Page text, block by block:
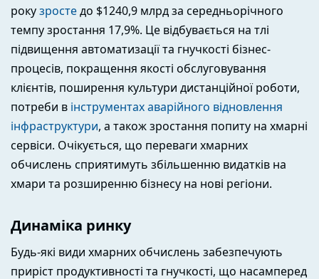
рокузростедо $1240,9 млрд за середньорічного
темпу зростання 17,9%. Це відбувається на тлі
підвищення автоматизації та гнучкості бізнес-
процесів, покращення якості обслуговування
клієнтів, поширення культури дистанційної роботи,
потреби в інструментах аварійного відновлення
інфраструктури, а також зростання попиту на хмарні
сервіси. Очікується, що переваги хмарних
обчислень сприятимуть збільшенню видатків на
хмари та розширенню бізнесу на нові регіони.
Динаміка ринку
Будь-які види хмарних обчислень забезпечують
приріст продуктивності та гнучкості, що насамперед